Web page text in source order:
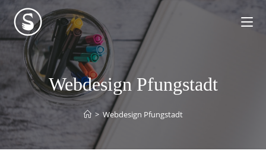
Webdesign Pfungstadt
> Webdesign Pfungstadt